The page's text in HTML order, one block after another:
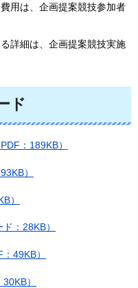
用は、企画提案競技参加者
詳細は、企画提案競技実施
ド
：189KB）
）
）
：28KB）
49KB）
）